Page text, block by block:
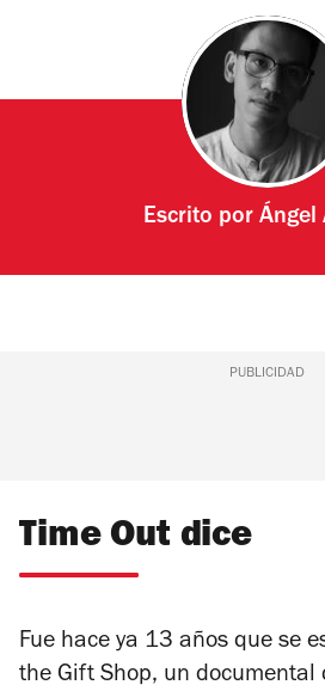
Escrito porÁngel
PUBLICIDAD
Time Out dice
Fue hace ya 13 años que se
the Gift Shop, un documental